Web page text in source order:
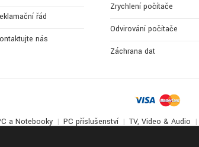
řád
nás
Zrychlení počítače
Odvirování počítače
Záchrana dat
a Notebooky PC příslušenství TV, Video & Audio